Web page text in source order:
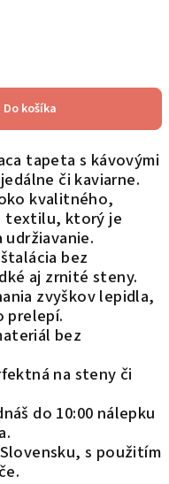
Do košíka
tapeta s kávovými
či kaviarne.
kvalitného,
textilu, ktorý je
udržiavanie.
bez
aj zrnité steny.
zvyškov lepidla,
prelepí.
bez
na steny či
do 10:00 nálepku
s použitím